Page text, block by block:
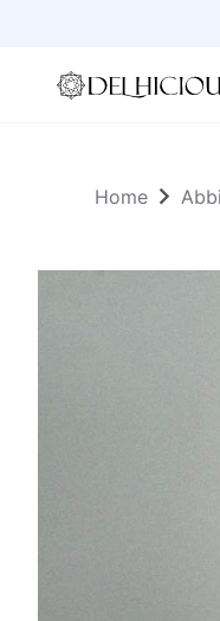
Home
Home